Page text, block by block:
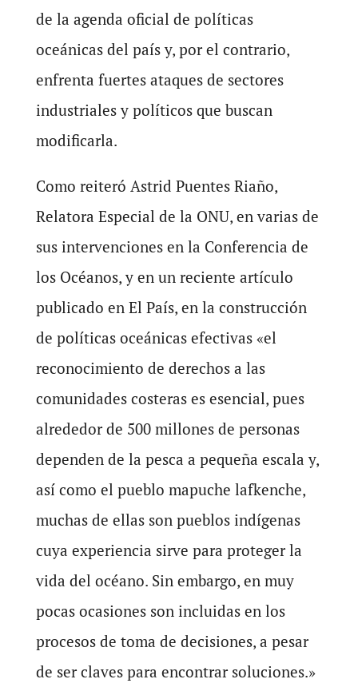
de la agenda oficial de políticas
oceánicas del país y, por el contrario,
enfrenta fuertes ataques de sectores
industriales y políticos que buscan
modificarla.
Como reiteró Astrid Puentes Riaño,
Relatora Especial de la ONU, en varias de
sus intervenciones en la Conferencia de
los Océanos, y en un reciente artículo
publicado en El País, en la construcción
de políticas oceánicas efectivas «el
reconocimiento de derechos a las
comunidades costeras es esencial, pues
alrededor de 500 millones de personas
dependen de la pesca a pequeña escala y,
así como el pueblo mapuche lafkenche,
muchas de ellas son pueblos indígenas
cuya experiencia sirve para proteger la
vida del océano. Sin embargo, en muy
pocas ocasiones son incluidas en los
procesos de toma de decisiones, a pesar
de ser claves para encontrar soluciones.»